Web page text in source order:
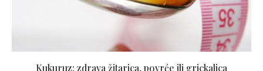
Kukuruz: zdrava žitarica, povrće ili grickalica